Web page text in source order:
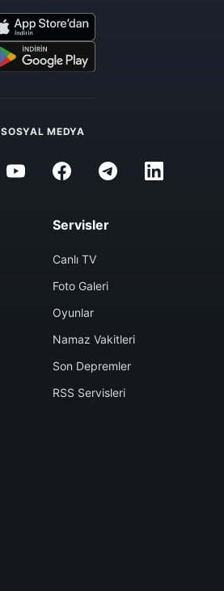
SOSYAL MEDYA
Servisler
Canlı TV
Foto Galeri
Oyunlar
Namaz Vakitleri
Son Depremler
RSS Servisleri